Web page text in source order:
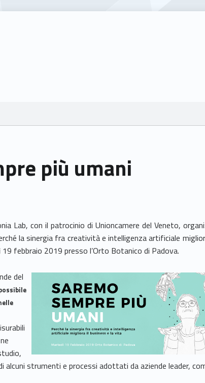
più umani
Lab, con il patrocinio di Unioncamere del Veneto,
la sinergia fra creatività e intelligenza artificiale
febbraio 2019 presso l’Orto Botanico di Padova.
del
alcuni strumenti e processi adottati da aziende leader,